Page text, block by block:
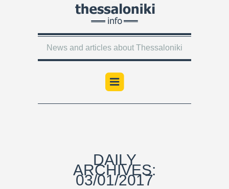
News and articles about Thessaloniki
DAILY
ARCHIVES:
03/01/2017